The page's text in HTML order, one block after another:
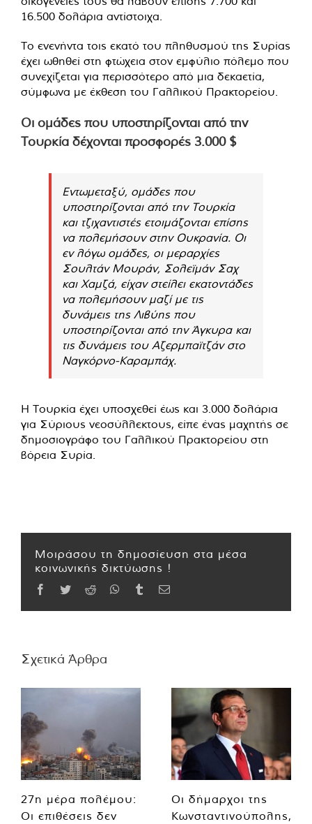
16.500 δολάρια αντίστοιχα.
Το ενενήντα τοις εκατό του πληθυσμού της Συρίας
έχει ωθηθεί στη φτώχεια στον εμφύλιο πόλεμο που
συνεχίζεται για περισσότερο από μια δεκαετία,
σύμφωνα με έκθεση του Γαλλικού Πρακτορείου.
Οι ομάδες που υποστηρίζονται από την
Τουρκία δέχονται προσφορές 3.000 $
Εντωμεταξύ, ομάδες που
υποστηρίζονται από την Τουρκία
και τζιχαντιστές ετοιμάζονται επίσης
να πολεμήσουν στην Ουκρανία. Οι
εν λόγω ομάδες, οι μεραρχίες
Σουλτάν Μουράν, Σολεϊμάν Σαχ
και Χαμζά, είχαν στείλει εκατοντάδες
να πολεμήσουν μαζί με τις
δυνάμεις της Λιβύης που
υποστηρίζονται από την Άγκυρα και
τις δυνάμεις του Αζερμπαϊτζάν στο
Ναγκόρνο-Καραμπάχ.
Η Τουρκία έχει υποσχεθεί έως και 3.000 δολάρια
για Σύριους νεοσύλλεκτους, είπε ένας μαχητής σε
δημοσιογράφο του Γαλλικού Πρακτορείου στη
βόρεια Συρία.
Μοιράσου τη δημοσίευση στα μέσα
κοινωνικής δικτύωσης !
Facebook
TwitterReddit WhatsApp
TumblrEmail
Σχετικά Άρθρα
27η μέρα πολέμου:
Οι επιθέσεις δεν
Οι δήμαρχοι της
Κωνσταντινούπολης,